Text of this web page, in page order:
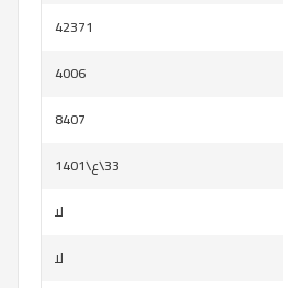
42371
4006
8407
33\ع\1401
لا
لا